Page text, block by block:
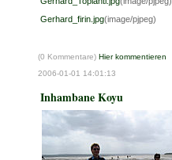
Gerhard_firin.jpg(image/pjpeg)
(0 Kommentare) Hier kommentieren
2006-01-01 14:01:13
Inhambane Koyu